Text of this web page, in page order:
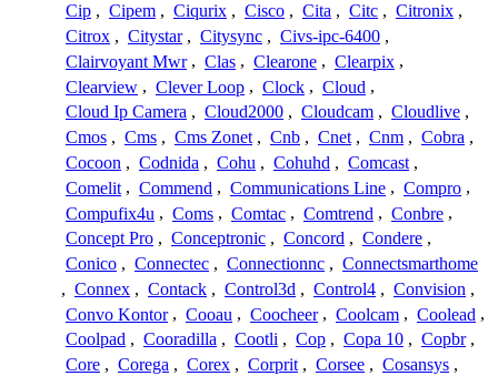
Cip , Cipem , Ciqurix , Cisco , Cita , Citc , Citronix ,
Citrox , Citystar , Citysync , Civs-ipc-6400 ,
Clairvoyant Mwr , Clas , Clearone , Clearpix ,
Clearview , Clever Loop , Clock , Cloud ,
Cloud Ip Camera , Cloud2000 , Cloudcam , Cloudlive ,
Cmos , Cms , Cms Zonet , Cnb , Cnet , Cnm , Cobra ,
Cocoon , Codnida , Cohu , Cohuhd , Comcast ,
Comelit , Commend , Communications Line , Compro ,
Compufix4u , Coms , Comtac , Comtrend , Conbre ,
Concept Pro , Conceptronic , Concord , Condere ,
Conico , Connectec , Connectionnc , Connectsmarthome
, Connex , Contack , Control3d , Control4 , Convision ,
Convo Kontor , Cooau , Coocheer , Coolcam , Coolead ,
Coolpad , Cooradilla , Cootli , Cop , Copa 10 , Copbr ,
Core , Corega , Corex , Corprit , Corsee , Cosansys ,